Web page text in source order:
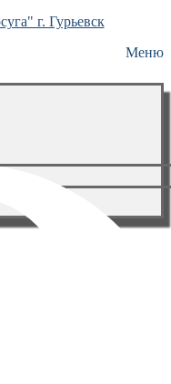
г. Гурьевск
Меню